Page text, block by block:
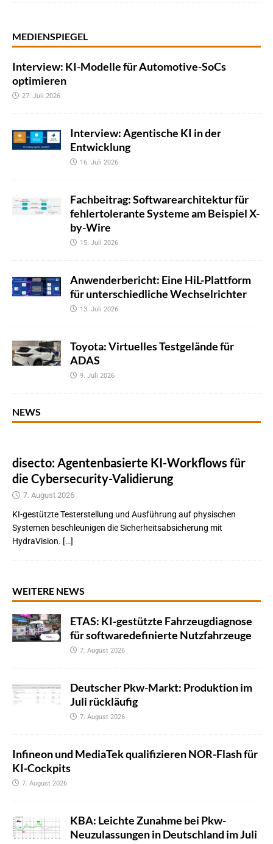
MEDIENSPIEGEL
Interview: KI-Modelle für Automotive-SoCs
optimieren
27. Juli 2026
Interview: Agentische KI in der
Entwicklung
16. Juli 2026
Fachbeitrag: Softwarearchitektur für
fehlertolerante Systeme am Beispiel X-
by-Wire
15. Juli 2026
Anwenderbericht: Eine HiL-Plattform
für unterschiedliche Wechselrichter
13. Juli 2026
Toyota: Virtuelles Testgelände für
ADAS
9. Juli 2026
NEWS
disecto: Agentenbasierte KI-Workflows für
die Cybersecurity-Validierung
7. August 2026
KI-gestützte Testerstellung und Ausführung auf physischen
Systemen beschleunigen die Sicherheitsabsicherung mit
HydraVision. […]
WEITERE NEWS
ETAS: KI-gestützte Fahrzeugdiagnose
für softwaredefinierte Nutzfahrzeuge
7. August 2026
Deutscher Pkw-Markt: Produktion im
Juli rückläufig
7. August 2026
Infineon und MediaTek qualifizieren NOR-Flash für
KI-Cockpits
7. August 2026
KBA: Leichte Zunahme bei Pkw-
Neuzulassungen in Deutschland im Juli